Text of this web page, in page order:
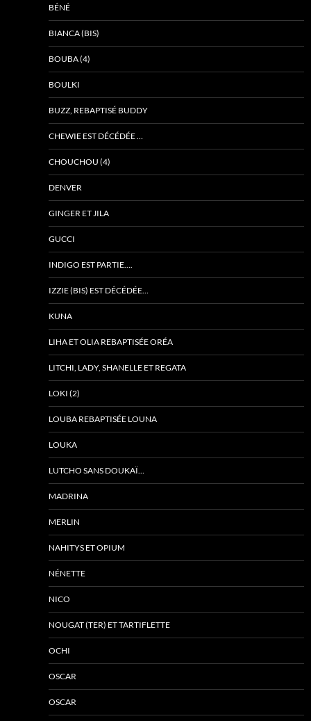
BÉNÉ
BIANCA (BIS)
BOUBA (4)
BOULKI
BUZZ, REBAPTISÉ BUDDY
CHEWIE EST DÉCÉDÉE …
CHOUCHOU (4)
DENVER
GINGER ET JILA
GUCCI
INDIGO EST PARTIE….
IZZIE (BIS) EST DÉCÉDÉE…
KUNA
LIHA ET OLIA REBAPTISÉE ORÉA
LITCHI, LADY, SHANELLE ET REGATA
LOKI (2)
LOUBA REBAPTISÉE LOUNA
LOUKA
LUTCHO SANS DOUKAÏ…
MADRINA
MERLIN
NAHITYS ET OPIUM
NÉNETTE
NICO
NOUGAT (TER) ET TARTIFLETTE
OCHI
OSCAR
OSCAR